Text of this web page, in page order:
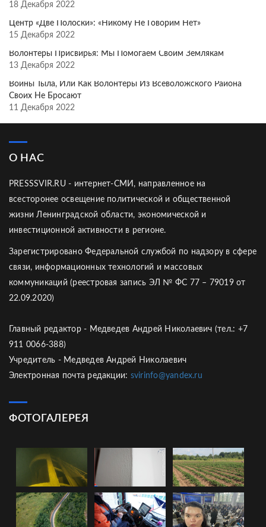
18 Декабря 2022
Центр «Две Полоски»: «Никому Не Говорим Нет»
15 Декабря 2022
Волонтёры Присвирья: Мы Помогаем Своим Землякам
13 Декабря 2022
Воины Тыла, Или Как Волонтёры Из Всеволожского Района
Своих Не Бросают
11 Декабря 2022
О НАС
PRESSSVIR.RU - интернет-СМИ, направленное на
всесторонее освещение политической и общественной
жизни Ленинградской области, экономической и
инвестиционной активности в регионе.
Зарегистрировано Федеральной службой по надзору в сфере
связи, информационных технологий и массовых
коммуникаций (реестровая запись ЭЛ № ФС 77 – 79019 от
22.09.2020)
Главный редактор - Медведев Андрей Николаевич (тел.: +7
911 0066-388)
Учредитель - Медведев Андрей Николаевич
Электронная почта редакции: svirinfo@yandex.ru
ФОТОГАЛЕРЕЯ